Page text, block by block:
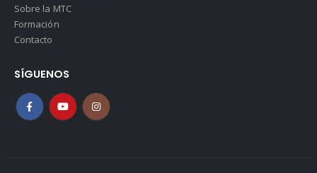
Sobre la MTC
Formación
Contacto
SÍGUENOS